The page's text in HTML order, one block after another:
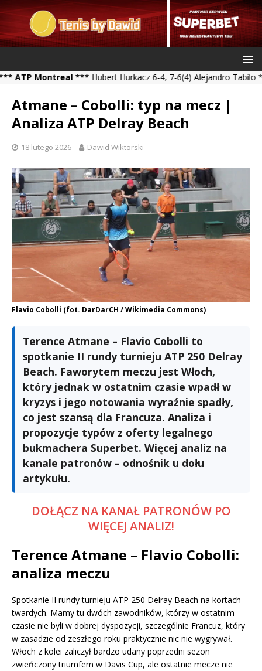
Montreal ***Hubert Hurkacz 6-4, 7-6(4) Alejandro Tabilo ***
Atmane – Cobolli: typ na mecz |
Analiza ATP Delray Beach
18 lutego 2026 Dawid Wiktorski
Flavio Cobolli (fot. DarDarCH / Wikimedia Commons)
Terence Atmane – Flavio Cobolli to
spotkanie II rundy turnieju ATP 250 Delray
Beach. Faworytem meczu jest Włoch,
który jednak w ostatnim czasie wpadł w
kryzys i jego notowania wyraźnie spadły,
co jest szansą dla Francuza. Analiza i
propozycje typów z oferty legalnego
bukmachera Superbet. Więcej analiz na
kanale patronów – odnośnik u dołu
artykułu.
DOŁĄCZ NA KANAŁ PATRONÓW PO
WIĘCEJ ANALIZ!
Terence Atmane – Flavio Cobolli:
analiza meczu
Spotkanie II rundy turnieju ATP 250 Delray Beach na kortach
twardych. Mamy tu dwóch zawodników, którzy w ostatnim
czasie nie byli w dobrej dyspozycji, szczególnie Francuz, który
w zasadzie od zeszłego roku praktycznie nic nie wygrywał.
Włoch z kolei zaliczył bardzo udany poprzedni sezon
zwieńczony triumfem w Davis Cup, ale ostatnie mecze nie